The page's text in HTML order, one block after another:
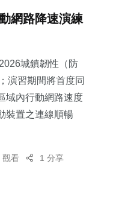
網路降速演練
城鎮韌性（防
演習期間將首度同
域內行動網路速度
裝置之連線順暢
觀看 1 分享